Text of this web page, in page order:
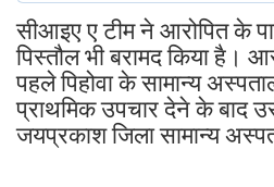
सीआइए ए टीम ने आरोपित के
पिस्तौल भी बरामद किया है।
पहले पिहोवा के सामान्य
प्राथमिक उपचार देने के बाद
जयप्रकाश जिला सामान्य